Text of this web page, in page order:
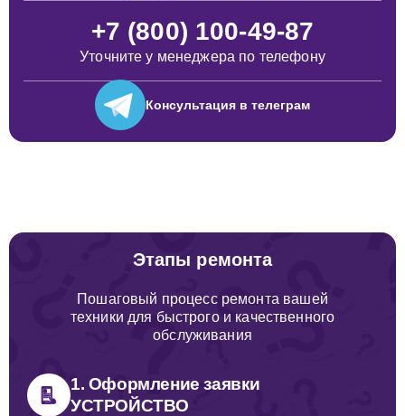
+7 (800) 100-49-87
Уточните у менеджера по телефону
Консультация в телеграм
Этапы ремонта
Пошаговый процесс ремонта вашей
техники для быстрого и качественного
обслуживания
1. Оформление заявки
УСТРОЙСТВО